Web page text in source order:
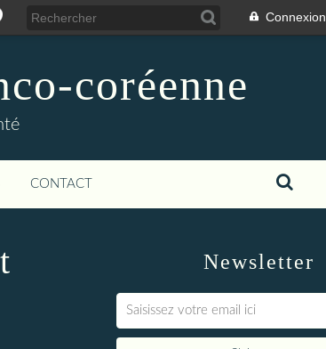
Connexion
coréenne
CONTACT
Newsletter